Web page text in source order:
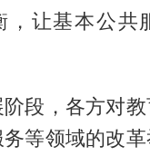
让基本公共
段，各方对
等领域的改